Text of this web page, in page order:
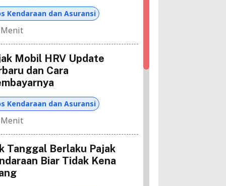
Kendaraan dan Asuransi
Mobil HRV Update
dan Cara
Kendaraan dan Asuransi
Tanggal Berlaku Pajak
Biar Tidak Kena